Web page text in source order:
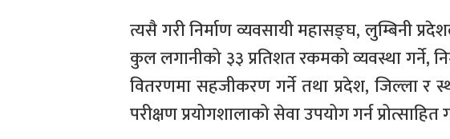
त्यसै गरी निर्माण व्यवसायी महासङ्घ, लुम्बिनी
कुल लगानीको ३३ प्रतिशत रकमको व्यवस्था गर्ने,
वितरणमा सहजीकरण गर्ने तथा प्रदेश, जिल्ला र
परीक्षण प्रयोगशालाको सेवा उपयोग गर्न प्रोत्साहित